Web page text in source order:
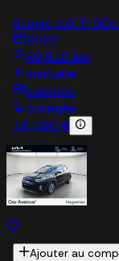
Stonic 1.0 T-GDi
2022
49,810 km
manuelle
essence
5 sieges
16 290 €
Ajouter au